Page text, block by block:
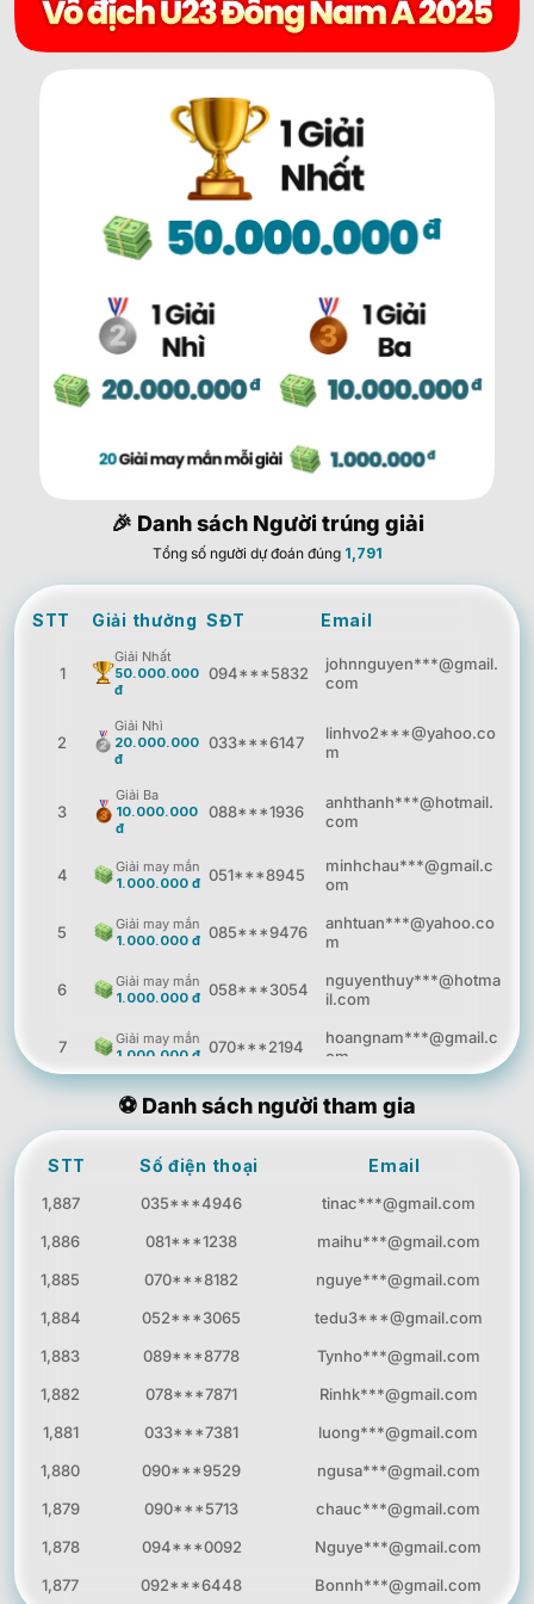
🎉 Danh sách Người trúng giải
Tổng số người dự đoán đúng 1,791
STT Giải thưởng SĐT Email
1
Giải Nhất
50.000.000
đ
094***5832
johnnguyen***@gmail.
com
2
Giải Nhì
20.000.000
đ
033***6147
linhvo2***@yahoo.co
m
3
Giải Ba
10.000.000
đ
088***1936
anhthanh***@hotmail.
com
4
Giải may mắn
1.000.000 đ 051***8945
minhchau***@gmail.c
om
5
Giải may mắn
1.000.000 đ 085***9476
anhtuan***@yahoo.co
m
6
Giải may mắn
1.000.000 đ 058***3054
nguyenthuy***@hotma
il.com
7
Giải may mắn
1.000.000 đ 070***2194
hoangnam***@gmail.c
om
Giải may mắn
1.000.000 đ
073***1587
thanhhoa***@yahoo.c
om
9
Giải may mắn
1.000.000 đ
098***2074
Giải may mắn
ducanh***@gmail.com
11
1.000.000 đ 086***2790
m
12
Giải may mắn 094***2159
nguyenquang***@hot
1.000.000 đ
14
Giải may mắn 072***1953
phongnguyen***@yah
oo.com
1.000.000 đ
hongmai***@hotmail.c
om
16
Giải may mắn 092***9138
cuongpham***@gmail.
com
⚽ Danh sách người tham gia
STT Số điện thoại Email
1,887 035***4946
tinac***@gmail.com
1,886
081***1238
maihu***@gmail.com
1,885
070***8182
nguye***@gmail.com
1,884
052***3065
tedu3***@gmail.com
1,883
089***8778
Tynho***@gmail.com
1,882
078***7871
Rinhk***@gmail.com
1,881
033***7381
luong***@gmail.com
1,880
090***9529
ngusa***@gmail.com
1,879
090***5713
chauc***@gmail.com
1,878
094***0092
Nguye***@gmail.com
1,877
092***6448
Bonnh***@gmail.com